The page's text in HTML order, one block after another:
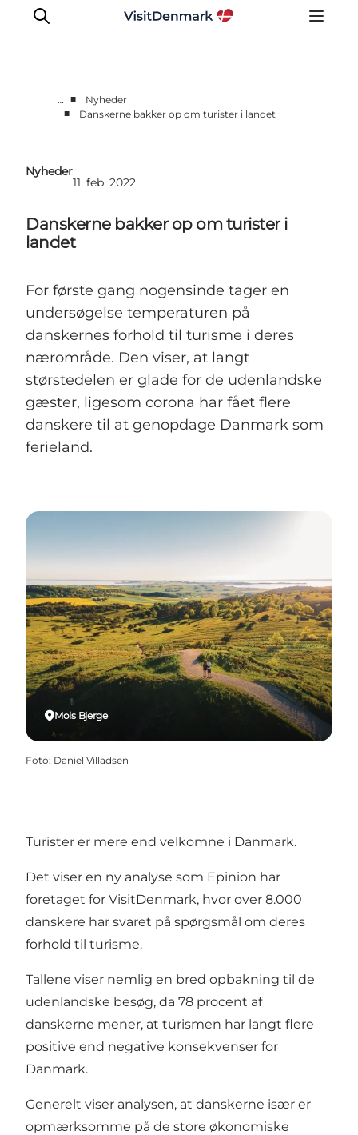
Videncenter
Brandmanual
Markeder
… ■
Nyheder
■
Danskerne bakker op om turister i landet
Nyheder
11. feb. 2022
Danskerne bakker op om turister i
landet
For første gang nogensinde tager en
undersøgelse temperaturen på
danskernes forhold til turisme i deres
nærområde. Den viser, at langt
størstedelen er glade for de udenlandske
gæster, ligesom corona har fået flere
danskere til at genopdage Danmark som
ferieland.
Mols Bjerge
Foto: Daniel Villadsen
Turister er mere end velkomne i Danmark.
Det viser en ny analyse som Epinion har
foretaget for VisitDenmark, hvor over 8.000
danskere har svaret på spørgsmål om deres
forhold til turisme.
Tallene viser nemlig en bred opbakning til de
udenlandske besøg, da 78 procent af
danskerne mener, at turismen har langt flere
positive end negative konsekvenser for
Danmark.
Generelt viser analysen, at danskerne især er
opmærksomme på de store økonomiske